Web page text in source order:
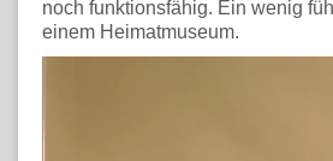
noch funktionsfähig. Ein wenig
einem Heimatmuseum.